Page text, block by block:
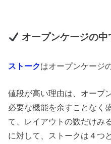
オープンケージの
ストークはオープンケージ
値段が高い理由は、オープ
必要な機能を余すことなく
て、レイアウトの数だけみ
に対して、ストークは４つ